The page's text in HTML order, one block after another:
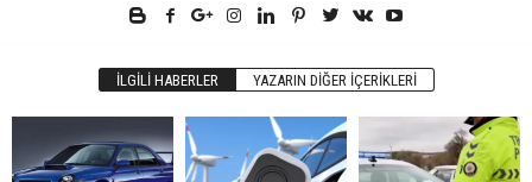
İLGILI HABERLER YAZARIN DIĞER İÇERIKLERI